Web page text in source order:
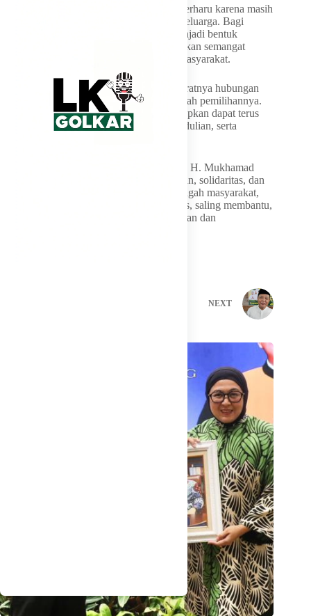
Sejumlah warga mengaku bersyukur dan terharu karena masih
dapat menikmati daging kurban bersama keluarga. Bagi
sebagian masyarakat, bantuan tersebut menjadi bentuk
perhatian yang sangat berarti dan memberikan semangat
kebersamaan di tengah kehidupan sosial masyarakat.
Kegiatan kurban ini juga menjadi simbol eratnya hubungan
antara wakil rakyat dan masyarakat di daerah pemilihannya.
Kehadiran program sosial seperti ini diharapkan dapat terus
memperkuat nilai-nilai kemanusiaan, kepedulian, serta
Melalui momentum Idul Adha 1447 H, Dr. H. Mukhamad
Misbakhun berharap semangat pengorbanan, solidaritas, dan
kepedulian sosial dapat terus tumbuh di tengah masyarakat,
sehingga tercipta kehidupan yang harmonis, saling membantu,
dan penuh kebersamaan di wilayah Pasuruan dan
NEXT